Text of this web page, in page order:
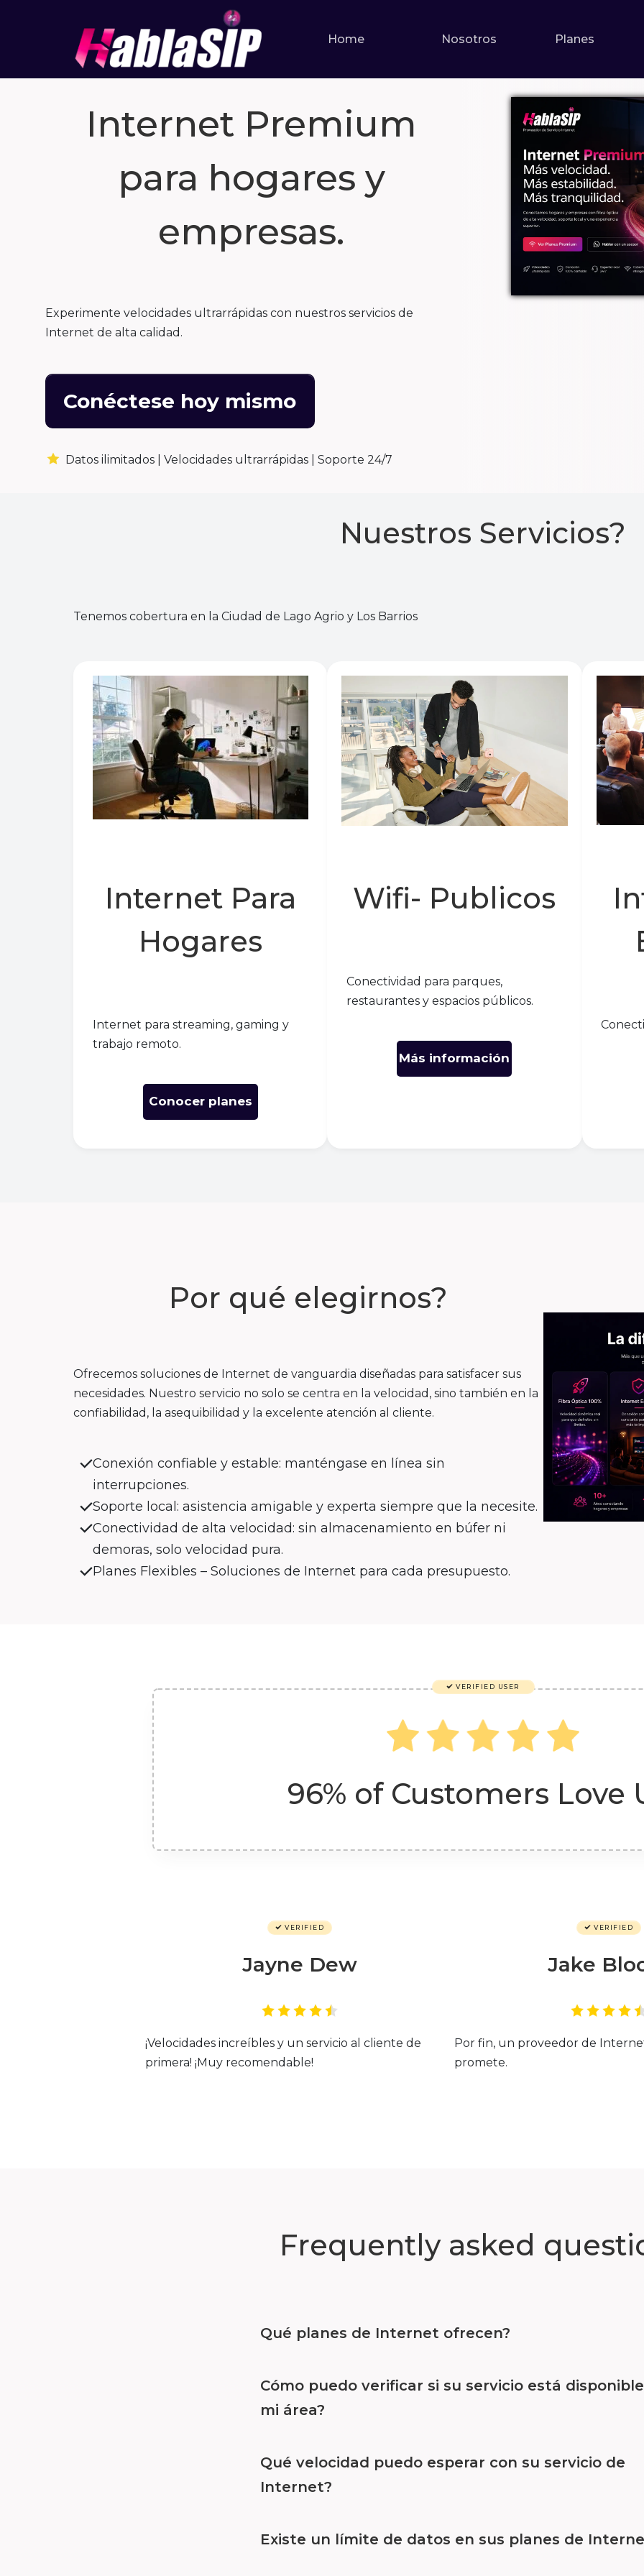
Home Nosotros Planes
Internet Premium
para hogares y
empresas.
Experimente velocidades ultrarrápidas con nuestros servicios de
Internet de alta calidad.
Conéctese hoy mismo
Datos ilimitados | Velocidades ultrarrápidas | Soporte 24/7
Nuestros Servicios?
Tenemos cobertura en la Ciudad de Lago Agrio y Los Barrios
Internet Para
Hogares
Internet para streaming, gaming y
trabajo remoto.
Conocer planes
Wifi- Publicos
Conectividad para parques,
restaurantes y espacios públicos.
Más información
Por qué elegirnos?
Ofrecemos soluciones de Internet de vanguardia diseñadas para satisfacer sus
necesidades. Nuestro servicio no solo se centra en la velocidad, sino también en la
confiabilidad, la asequibilidad y la excelente atención al cliente.
Conexión confiable y estable: manténgase en línea sin
interrupciones.
Soporte local: asistencia amigable y experta siempre que la necesite.
Conectividad de alta velocidad: sin almacenamiento en búfer ni
demoras, solo velocidad pura.
Planes Flexibles – Soluciones de Internet para cada presupuesto.
VERIFIED USER
96% of Customers Love
VERIFIED
Jayne Dew
¡Velocidades increíbles y un servicio al cliente de
primera! ¡Muy recomendable!
VERIFIED
Jake
Por fin, un proveedor de
promete.
Frequently asked
Qué planes de Internet ofrecen?
Cómo puedo verificar si su servicio está
mi área?
Qué velocidad puedo esperar con su servicio de
Internet?
Existe un límite de datos en sus planes de